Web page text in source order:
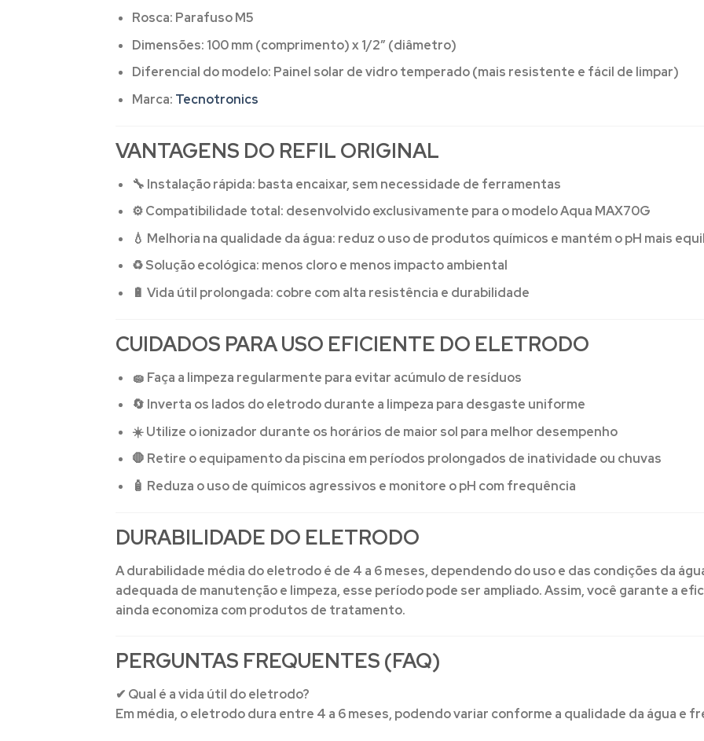
Rosca: Parafuso M5
Dimensões: 100 mm (comprimento) x 1/2” (diâmetro)
Diferencial do modelo: Painel solar de vidro temperado (mais resistente e fácil de limpar)
Marca: Tecnotronics
VANTAGENS DO REFIL ORIGINAL
🔧 Instalação rápida: basta encaixar, sem necessidade de ferramentas
⚙️Compatibilidade total: desenvolvido exclusivamente para o modelo Aqua MAX70G
💧 Melhoria na qualidade da água: reduz o uso de produtos químicos e mantém o pH mais
♻️Solução ecológica: menos cloro e menos impacto ambiental
🔋 Vida útil prolongada: cobre com alta resistência e durabilidade
CUIDADOS PARA USO EFICIENTE DO ELETRODO
🧽 Faça a limpeza regularmente para evitar acúmulo de resíduos
🔄 Inverta os lados do eletrodo durante a limpeza para desgaste uniforme
☀️ Utilize o ionizador durante os horários de maior sol para melhor desempenho
🛑 Retire o equipamento da piscina em períodos prolongados de inatividade ou chuvas
🧴 Reduza o uso de químicos agressivos e monitore o pH com frequência
DURABILIDADE DO ELETRODO
A durabilidade média do eletrodo é de 4 a 6 meses, dependendo do uso e das condições da
adequada de manutenção e limpeza, esse período pode ser ampliado. Assim, você garante a
ainda economiza com produtos de tratamento.
PERGUNTAS FREQUENTES (FAQ)
✔ Qual é a vida útil do eletrodo?
Em média, o eletrodo dura entre 4 a 6 meses, podendo variar conforme a qualidade da água e